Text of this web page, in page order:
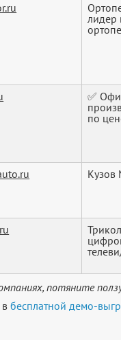
лидер
✅
по
Кузов
потяните
вбесплатной демо-